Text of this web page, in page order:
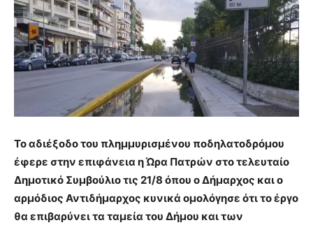
Το αδιέξοδο του πλημμυρισμένου ποδηλατοδρόμου
έφερε στην επιφάνεια η Ώρα Πατρών στο τελευταίο
Δημοτικό Συμβούλιο τις 21/8 όπου ο Δήμαρχος και ο
αρμόδιος Αντιδήμαρχος κυνικά ομολόγησε ότι το έργο
θα επιβαρύνει τα ταμεία του Δήμου και των